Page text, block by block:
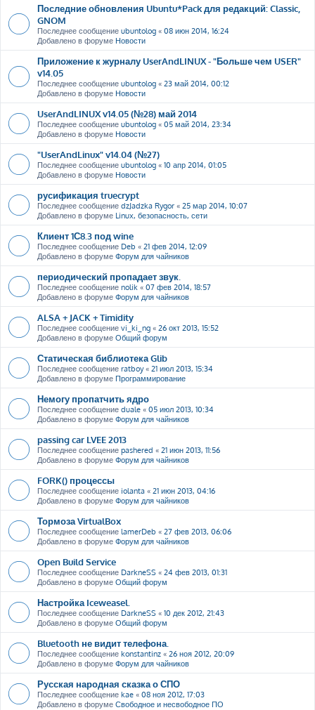
Последние обновления Ubuntu*Pack для редакций: Classic,
GNOM
Последнее сообщение ubuntolog « 08 июн 2014, 16:24
Добавлено в форуме Новости
Приложение к журналу UserAndLINUX - "Больше чем USER"
v14.05
Последнее сообщение ubuntolog « 23 май 2014, 00:12
Добавлено в форуме Новости
UserAndLINUX v14.05 (№28) май 2014
Последнее сообщение ubuntolog « 05 май 2014, 23:34
Добавлено в форуме Новости
"UserAndLinux" v14.04 (№27)
Последнее сообщение ubuntolog « 10 апр 2014, 01:05
Добавлено в форуме Новости
русификация truecrypt
Последнее сообщение dzJadzka Rygor « 25 мар 2014, 10:07
Добавлено в форуме Linux, безопасность, сети
Клиент 1С8.3 под wine
Последнее сообщение Deb « 21 фев 2014, 12:09
Добавлено в форуме Форум для чайников
периодический пропадает звук.
Последнее сообщение nolik « 07 фев 2014, 18:57
Добавлено в форуме Форум для чайников
ALSA + JACK + Timidity
Последнее сообщение vi_ki_ng « 26 окт 2013, 15:52
Добавлено в форуме Общий форум
Статическая библиотека Glib
Последнее сообщение ratboy« 21 июл 2013, 15:34
Добавлено в форуме Программирование
Немогу пропатчить ядро
Последнее сообщение duale « 05 июл 2013, 10:34
Добавлено в форуме Форум для чайников
passing car LVEE 2013
Последнее сообщение pashered « 21 июн 2013, 11:56
Добавлено в форуме Форум для чайников
FORK() процессы
Последнее сообщение iolanta « 21 июн 2013, 04:16
Добавлено в форуме Форум для чайников
Тормоза VirtualBox
Последнее сообщение lamerDeb « 27 фев 2013, 06:06
Добавлено в форуме Форум для чайников
Open Build Service
Последнее сообщение DarkneSS « 24 фев 2013, 01:31
Добавлено в форуме Общий форум
Настройка Iceweasel.
Последнее сообщение DarkneSS « 10 дек 2012, 21:43
Добавлено в форуме Общий форум
Bluetooth не видит телефона.
Последнее сообщение konstantinz « 26 ноя 2012, 20:09
Добавлено в форуме Форум для чайников
Русская народная сказка о СПО
Последнее сообщение kae « 08 ноя 2012, 17:03
Добавлено в форуме Свободное и несвободное ПО